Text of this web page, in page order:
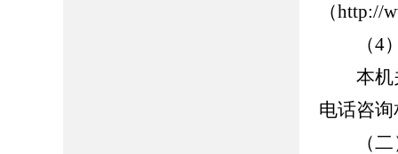
（http://
（4）
本机关
电话咨
（二